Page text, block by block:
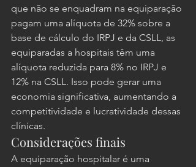
que não se enquadram na equiparação
pagam uma alíquota de 32% sobre a
base de cálculo do IRPJ e da CSLL, as
equiparadas a hospitais têm uma
alíquota reduzida para 8% no IRPJ e
12% na CSLL. Isso pode gerar uma
economia significativa, aumentando a
competitividade e lucratividade dessas
clínicas.
Considerações finais
A equiparação hospitalar é uma